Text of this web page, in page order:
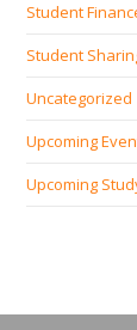
Student
Student
Uncategorized
Upcoming
Upcoming